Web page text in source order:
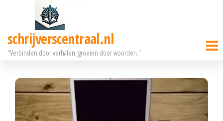
deschrijverscentraal.nl
"Verbinden door verhalen, groeien door woorden."